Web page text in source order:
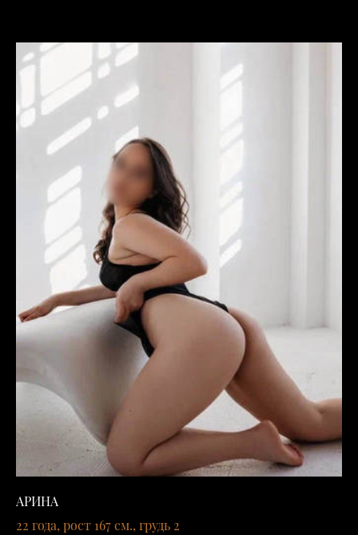
АРИНА
22 года, рост 167 см., грудь 2